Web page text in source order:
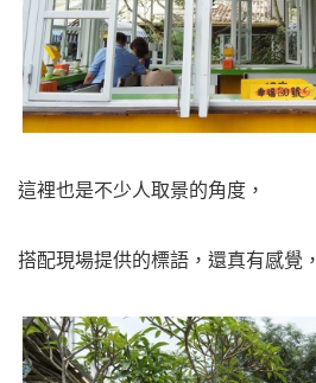
這裡也是不少人取景的角度，
搭配現場提供的標語，還真有感覺，